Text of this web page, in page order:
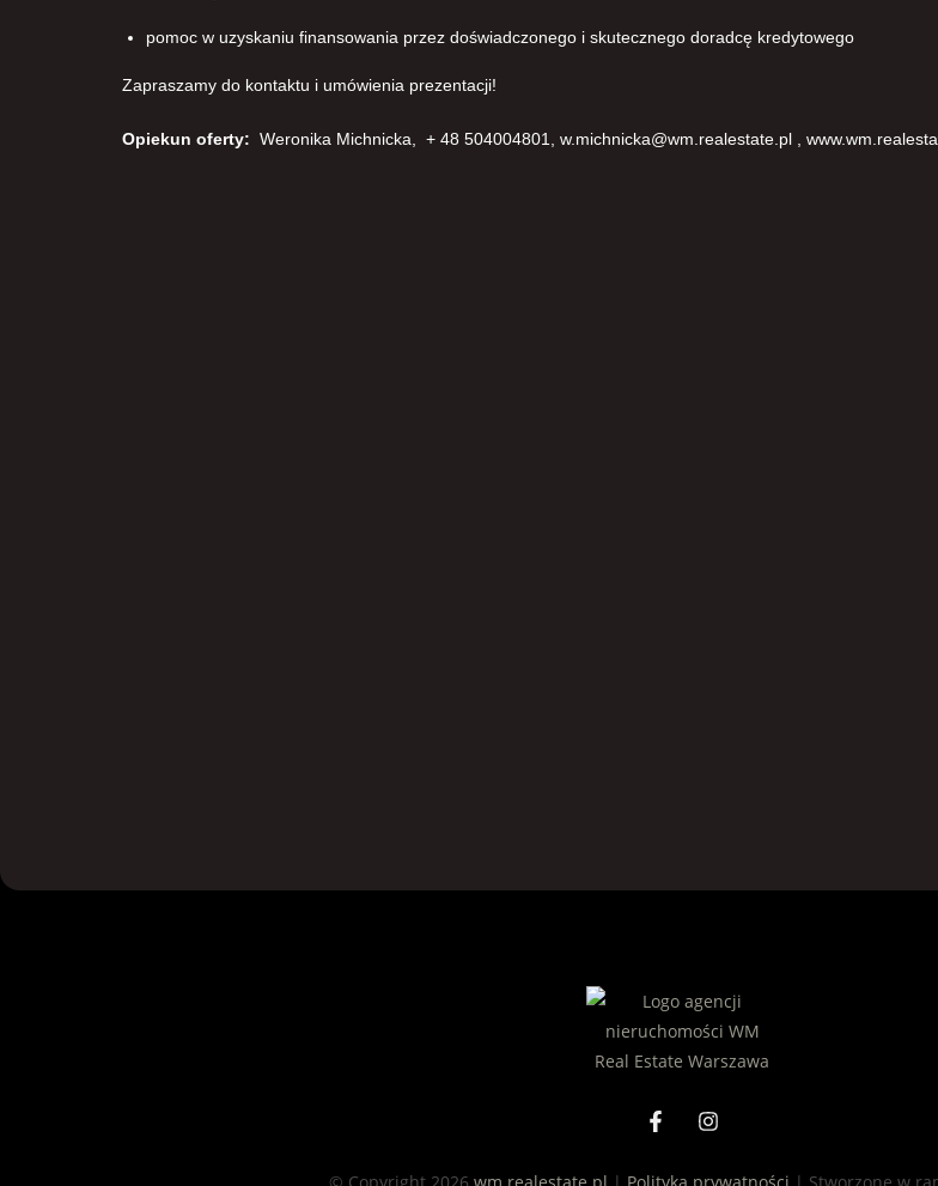
pomoc w uzyskaniu finansowania przez doświadczonego i skutecznego doradcę kredytowego
Zapraszamy do kontaktu i umówienia prezentacji!
Opiekun oferty: Weronika Michnicka, + 48 504004801, w.michnicka@wm.realestate.pl ,